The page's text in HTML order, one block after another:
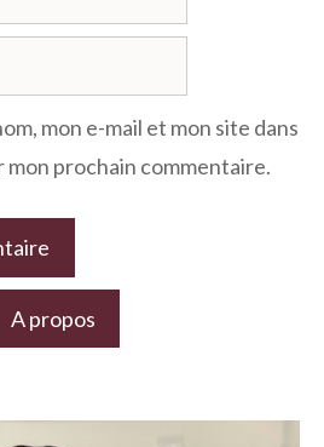
mon e-mail et mon site dans
mon prochain commentaire.
A propos